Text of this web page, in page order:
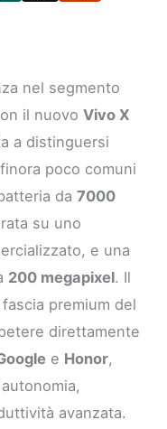
nel segmento
il nuovoVivo X
a distinguersi
poco comuni
da7000
su uno
e una
200 megapixel. Il
premium del
direttamente
e Honor,
avanzata.